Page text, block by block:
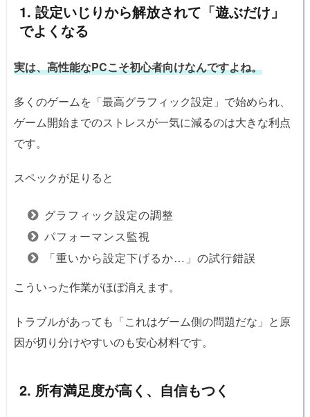
1. 設定いじりから解放されて「遊ぶだけ」
でよくなる
実は、高性能なPCこそ初心者向けなんですよね。
多くのゲームを「最高グラフィック設定」で始められ、
ゲーム開始までのストレスが一気に減るのは大きな利点
です。
スペックが足りると
グラフィック設定の調整
パフォーマンス監視
「重いから設定下げるか…」の試行錯誤
こういった作業がほぼ消えます。
トラブルがあっても「これはゲーム側の問題だな」と原
因が切り分けやすいのも安心材料です。
2. 所有満足度が高く、自信もつく